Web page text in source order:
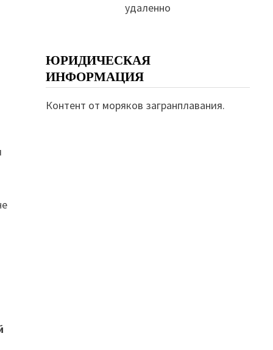
удаленно
ЮРИДИЧЕСКАЯ
ИНФОРМАЦИЯ
Контент от моряков загранплавания.